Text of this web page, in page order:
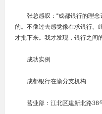
张总感叹：“成都银行的理念
的。不像过去感觉像在求银行。
才批下来。我才发现，银行之间
成功实例
成都银行在渝分支机构
营业部：江北区建新北路38号